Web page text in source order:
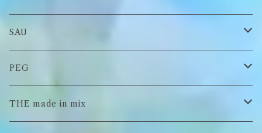
Tシャツ
イヤーマフラー
ロンT
スウェット/パーカー
Tシャツ
SAU
ロンT
スウェット/パーカー
PEG
キーチャーム
THE made in mix